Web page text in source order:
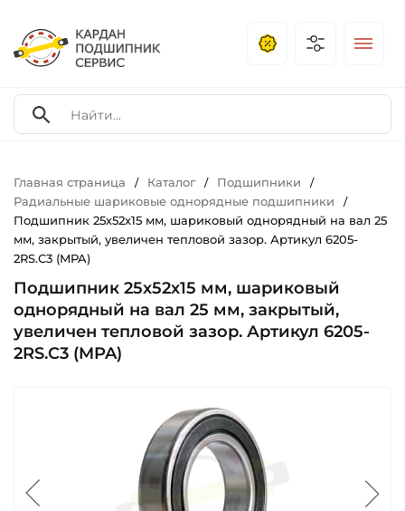
Главная страница / Каталог / Подшипники /
Радиальные шариковые однорядные подшипники /
Подшипник 25х52х15 мм, шариковый однорядный на вал 25
мм, закрытый, увеличен тепловой зазор. Артикул 6205-
2RS.C3 (MPA)
Подшипник 25х52х15 мм, шариковый
однорядный на вал 25 мм, закрытый,
увеличен тепловой зазор. Артикул 6205-
2RS.C3 (MPA)